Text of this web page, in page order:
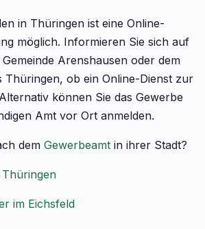
in Thüringen ist eine Online-
möglich. Informieren Sie sich auf
Arenshausen oder dem
Thüringen, ob ein Online-Dienst zur
können Sie das Gewerbe
Amt vor Ort anmelden.
dem Gewerbeamt in ihrer Stadt?
im Eichsfeld